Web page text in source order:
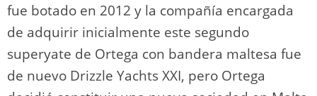
fue botado en 2012 y la compañía encargada
de adquirir inicialmente este segundo
superyate de Ortega con bandera maltesa fue
de nuevo Drizzle Yachts XXI, pero Ortega